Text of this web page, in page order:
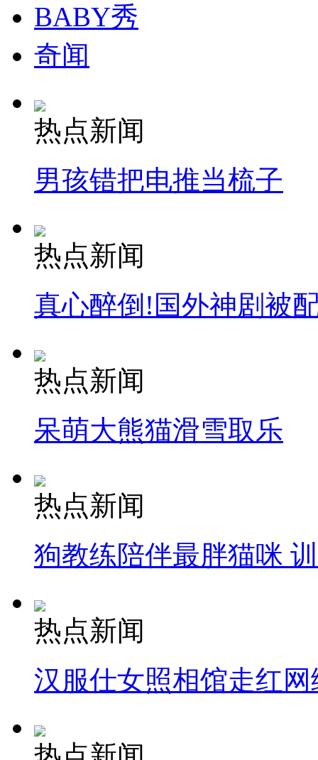
纽约上演“枕头大战”
司机酒驾遇交警 急速倒车逃窜
BABY秀
奇闻
热点新闻
男孩错把电推当梳子
热点新闻
真心醉倒!国外神剧被
热点新闻
呆萌大熊猫滑雪取乐
热点新闻
狗教练陪伴最胖猫咪
热点新闻
汉服仕女照相馆走红网